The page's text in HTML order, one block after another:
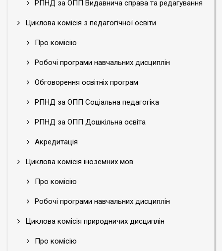
РПНД за ОПП Видавнича справа та редагування
Циклова комісія з педагогічної освіти
Про комісію
Робочі програми навчальних дисциплін
Обговорення освітніх програм
РПНД за ОПП Соціальна педагогіка
РПНД за ОПП Дошкільна освіта
Акредитація
Циклова комісія іноземних мов
Про комісію
Робочі програми навчальних дисциплін
Циклова комісія природничих дисциплін
Про комісію